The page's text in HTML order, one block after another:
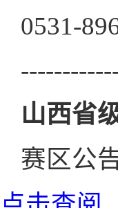
0531-
山西省
赛区公告